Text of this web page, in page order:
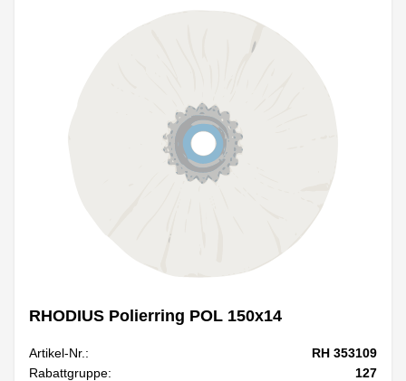
RHODIUS Polierring POL 150x14
Artikel-Nr.:
RH 353109
Rabattgruppe:
127